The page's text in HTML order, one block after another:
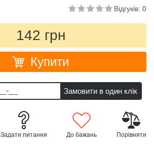
Відгуків: 0
142 грн
Купити
Задати питання До бажань Порівняти